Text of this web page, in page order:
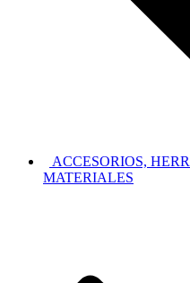
ACCESORIOS,
MATERIALES